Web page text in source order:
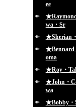
ee
wa・Sr
★Sherian
★Bennard
oma
★Roy・
★John・
wa
★Bobby・